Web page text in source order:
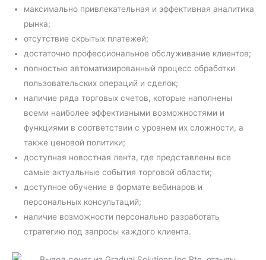
максимально привлекательная и эффективная аналитика
рынка;
отсутствие скрытых платежей;
достаточно профессиональное обслуживание клиентов;
полностью автоматизированный процесс обработки
пользовательских операций и сделок;
наличие ряда торговых счетов, которые наполнены
всеми наиболее эффективными возможностями и
функциями в соответствии с уровнем их сложности, а
также ценовой политики;
доступная новостная лента, где представлены все
самые актуальные события торговой области;
доступное обучение в формате вебинаров и
персональных консультаций;
наличие возможности персонально разработать
стратегию под запросы каждого клиента.